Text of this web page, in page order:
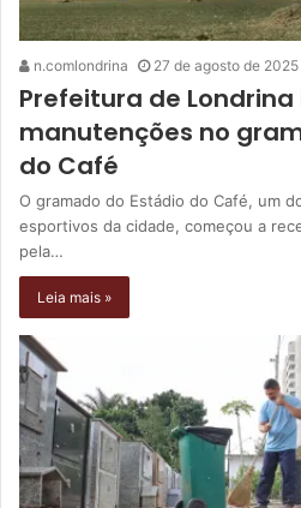
n.comlondrina 27 de agosto de 2025
Prefeitura de Londrina
manutenções no
do Café
O gramado do Estádio do Café, um
esportivos da cidade, começou a
pela…
Leia mais »